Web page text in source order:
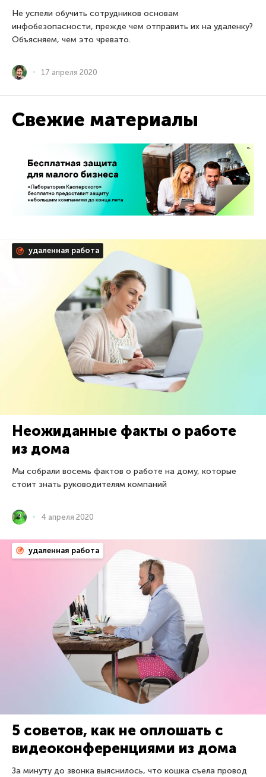
Не успели обучить сотрудников основам
инфобезопасности, прежде чем отправить их на удаленку?
Объясняем, чем это чревато.
17 апреля 2020
Свежие материалы
удаленная работа
Неожиданные факты о работе
из дома
Мы собрали восемь фактов о работе на дому, которые
стоит знать руководителям компаний
4 апреля 2020
удаленная работа
5 советов, как не оплошать с
видеоконференциями из дома
За минуту до звонка выяснилось, что кошка съела провод